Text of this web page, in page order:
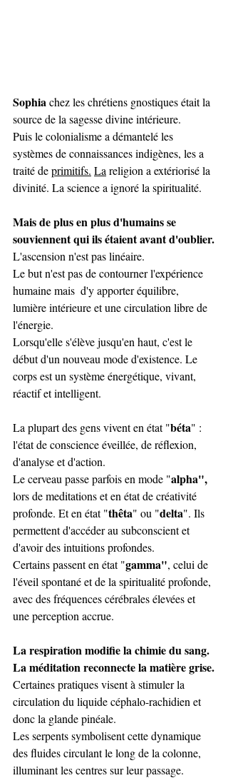
Sophia chez les chrétiens gnostiques était la
source de la sagesse divine intérieure.
Puis le colonialisme a démantelé les
systèmes de connaissances indigènes, les a
traité de primitifs. La religion a extériorisé la
divinité. La science a ignoré la spiritualité.
Mais de plus en plus d'humains se
souviennent qui ils étaient avant d'oublier.
L'ascension n'est pas linéaire.
Le but n'est pas de contourner l'expérience
humaine mais  d'y apporter équilibre,
lumière intérieure et une circulation libre de
l'énergie.
Lorsqu'elle s'élève jusqu'en haut, c'est le
début d'un nouveau mode d'existence. Le
corps est un système énergétique, vivant,
réactif et intelligent.
La plupart des gens vivent en état "béta" :
l'état de conscience éveillée, de réflexion,
d'analyse et d'action.
Le cerveau passe parfois en mode "alpha",
lors demeditations et en état de créativité
profonde. Et en état "thêta" ou "delta". Ils
permettent d'accéder au subconscient et
d'avoir des intuitions profondes.
Certains passent en état "gamma", celui de
l'éveil spontané et de la spiritualité profonde,
avec des fréquences cérébrales élevées et
une perception accrue.
La respiration modifie la chimie du sang.
La méditation reconnecte la matière grise.
Certaines pratiques visent à stimuler la
circulation du liquide céphalo-rachidien et
donc la glande pinéale.
Les serpents symbolisent cette dynamique
des fluides circulant le long de la colonne,
illuminant les centres sur leur passage.